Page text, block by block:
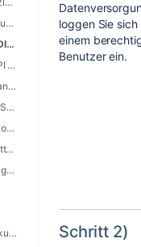
1) DIVERA24/7 Ansteuerung einrichten
2) Einsatzdaten an DIVERA 24/7 übertragen
EDP 4 | Erweiterte API Funktionen
Eurocommand - CommandX
Leitstellen Informations System (LIS)
Lunasoft - ELS-Professional
DE-ALARM / 3PI-Schnittstelle
Alarmserver zur serverseitigen E-Mail-Auswertung
Web-Schnittstelle (API Dokumentation)
loggen Sie sich
einem
Benutzer ein.
Schritt 2)